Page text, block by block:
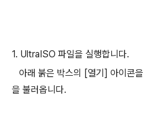
1. UltraISO 파일을 실행합니다.
아래 붉은 박스의 [열기] 아이콘
을 불러옵니다.